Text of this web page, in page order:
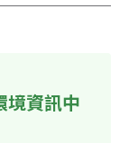
資訊中